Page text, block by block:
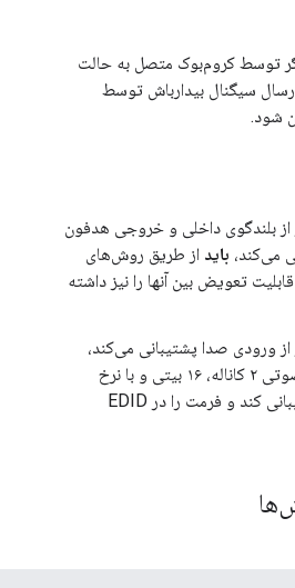
توسط کروم‌بوک متصل به حالت
سیگنال بیدارباش توسط
شود.
از بلندگوی داخلی و خروجی هدفون
باید از طریق روش‌های
تعویض بین آنها را نیز داشته
از ورودی صدا پشتیبانی می‌کند،
حداقل از فرمت صوتی ۲ کاناله، ۱۶ بیتی و با نرخ
نمونه‌برداری ۴۸K پشتیبانی کند و فرمت را در EDID